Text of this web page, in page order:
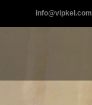
info@vipkel.com